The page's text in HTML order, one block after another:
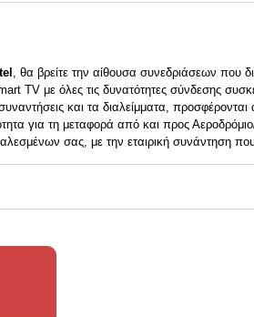
, θα βρείτε την αίθουσα συνεδριάσεων που
TV με όλες τις δυνατότητες σύνδεσης
και τα διαλείμματα, προσφέρονται
για τη μεταφορά από και προς
σας, με την εταιρική συνάντηση